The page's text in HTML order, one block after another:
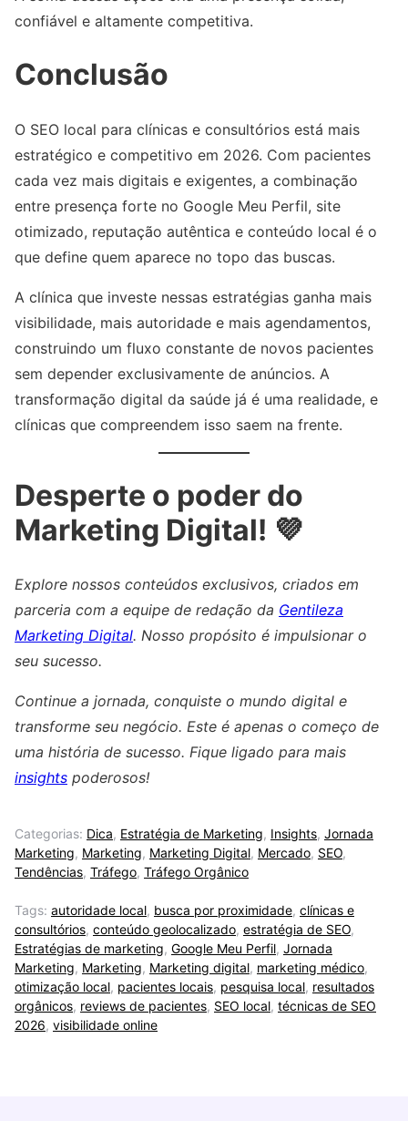
confiável e altamente competitiva.
Conclusão
O SEO local para clínicas e consultórios está mais
estratégico e competitivo em 2026. Com pacientes
cada vez mais digitais e exigentes, a combinação
entre presença forte no Google Meu Perfil, site
otimizado, reputação autêntica e conteúdo local é o
que define quem aparece no topo das buscas.
A clínica que investe nessas estratégias ganha mais
visibilidade, mais autoridade e mais agendamentos,
construindo um fluxo constante de novos pacientes
sem depender exclusivamente de anúncios. A
transformação digital da saúde já é uma realidade, e
clínicas que compreendem isso saem na frente.
Desperte o poder do
Marketing Digital! 💜
Explore nossos conteúdos exclusivos, criados em
parceria com a equipe de redação da Gentileza
Marketing Digital. Nosso propósito é impulsionar o
seu sucesso.
Continue a jornada, conquiste o mundo digital e
transforme seu negócio. Este é apenas o começo de
uma história de sucesso. Fique ligado para mais
insights poderosos!
Categorias: Dica, Estratégia de Marketing, Insights, Jornada
Marketing, Marketing, Marketing Digital, Mercado, SEO,
Tendências, Tráfego, Tráfego Orgânico
Tags: autoridade local, busca por proximidade, clínicas e
consultórios, conteúdo geolocalizado, estratégia de SEO,
Estratégias de marketing, Google Meu Perfil, Jornada
Marketing, Marketing, Marketing digital, marketing médico,
otimização local, pacientes locais, pesquisa local, resultados
orgânicos, reviews de pacientes, SEO local, técnicas de SEO
2026, visibilidade online